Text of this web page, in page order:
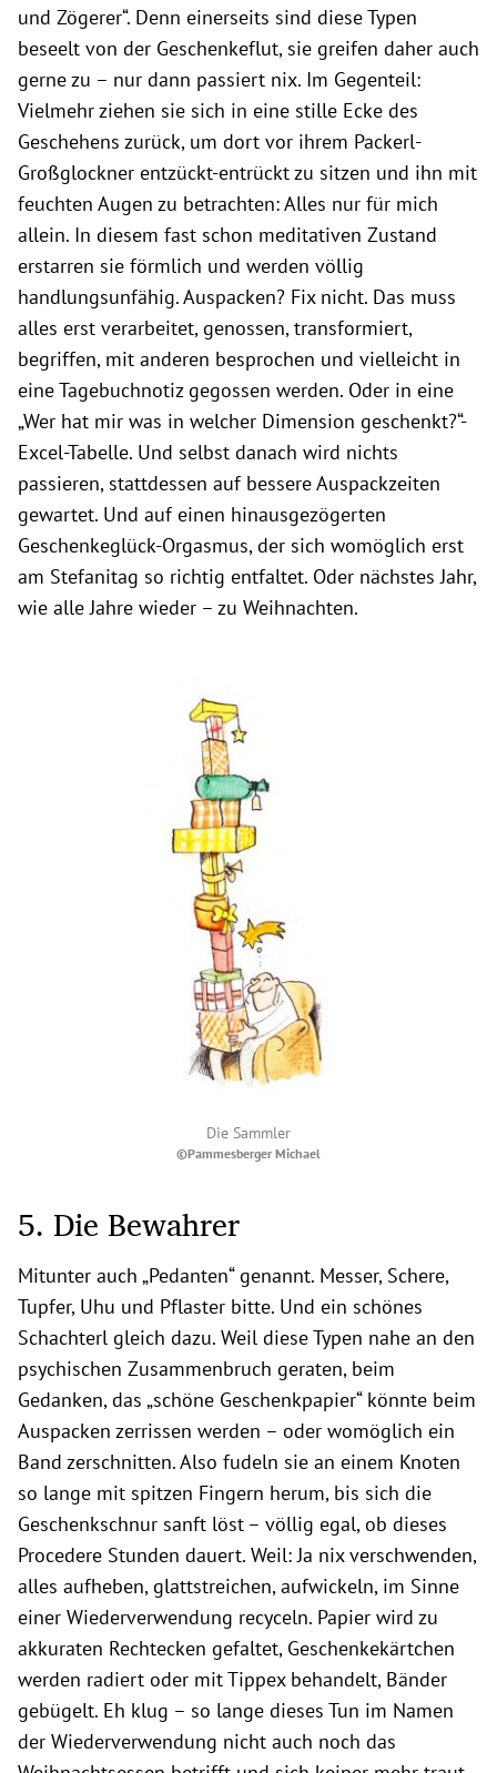
und Zögerer“. Denn einerseits sind diese Typen
beseelt von der Geschenkeflut, sie greifen daher auch
gerne zu – nur dann passiert nix. Im Gegenteil:
Vielmehr ziehen sie sich in eine stille Ecke des
Geschehens zurück, um dort vor ihrem Packerl-
Großglockner entzückt-entrückt zu sitzen und ihn mit
feuchten Augen zu betrachten: Alles nur für mich
allein. In diesem fast schon meditativen Zustand
erstarren sie förmlich und werden völlig
handlungsunfähig. Auspacken? Fix nicht. Das muss
alles erst verarbeitet, genossen, transformiert,
begriffen, mit anderen besprochen und vielleicht in
eine Tagebuchnotiz gegossen werden. Oder in eine
„Wer hat mir was in welcher Dimension geschenkt?“-
Excel-Tabelle. Und selbst danach wird nichts
passieren, stattdessen auf bessere Auspackzeiten
gewartet. Und auf einen hinausgezögerten
Geschenkeglück-Orgasmus, der sich womöglich erst
am Stefanitag so richtig entfaltet. Oder nächstes Jahr,
wie alle Jahre wieder – zu Weihnachten.
Die Sammler
©Pammesberger Michael
5. Die Bewahrer
Mitunter auch „Pedanten“ genannt. Messer, Schere,
Tupfer, Uhu und Pflaster bitte. Und ein schönes
Schachterl gleich dazu. Weil diese Typen nahe an den
psychischen Zusammenbruch geraten, beim
Gedanken, das „schöne Geschenkpapier“ könnte beim
Auspacken zerrissen werden – oder womöglich ein
Band zerschnitten. Also fudeln sie an einem Knoten
so lange mit spitzen Fingern herum, bis sich die
Geschenkschnur sanft löst – völlig egal, ob dieses
Procedere Stunden dauert. Weil: Ja nix verschwenden,
alles aufheben, glattstreichen, aufwickeln, im Sinne
einer Wiederverwendung recyceln. Papier wird zu
akkuraten Rechtecken gefaltet, Geschenkekärtchen
werden radiert oder mit Tippex behandelt, Bänder
gebügelt. Eh klug – so lange dieses Tun im Namen
der Wiederverwendung nicht auch noch das